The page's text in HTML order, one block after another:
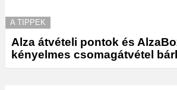
A TIPPEK
Alza átvételi pontok és
kényelmes csomagátvétel